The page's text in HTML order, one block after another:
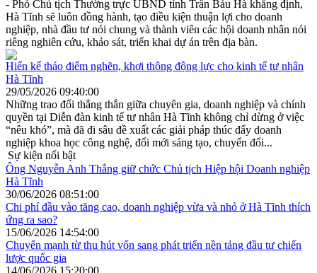
- Phó Chủ tịch Thường trực UBND tỉnh Trần Báu Hà khẳng định,
Hà Tĩnh sẽ luôn đồng hành, tạo điều kiện thuận lợi cho doanh
nghiệp, nhà đầu tư nói chung và thành viên các hội doanh nhân nói
riêng nghiên cứu, khảo sát, triển khai dự án trên địa bàn.
Hiến kế tháo điểm nghẽn, khơi thông động lực cho kinh tế tư nhân
Hà Tĩnh
29/05/2026 09:40:00
Những trao đổi thẳng thắn giữa chuyên gia, doanh nghiệp và chính
quyền tại Diễn đàn kinh tế tư nhân Hà Tĩnh không chỉ dừng ở việc
“nêu khó”, mà đã đi sâu đề xuất các giải pháp thúc đẩy doanh
nghiệp khoa học công nghệ, đổi mới sáng tạo, chuyển đổi...
Sự kiện nổi bật
Ông Nguyễn Anh Thắng giữ chức Chủ tịch Hiệp hội Doanh nghiệp
Hà Tĩnh
30/06/2026 08:51:00
Chi phí đầu vào tăng cao, doanh nghiệp vừa và nhỏ ở Hà Tĩnh thích
ứng ra sao?
15/06/2026 14:54:00
Chuyển mạnh từ thu hút vốn sang phát triển nền tảng đầu tư chiến
lược quốc gia
14/06/2026 15:20:00